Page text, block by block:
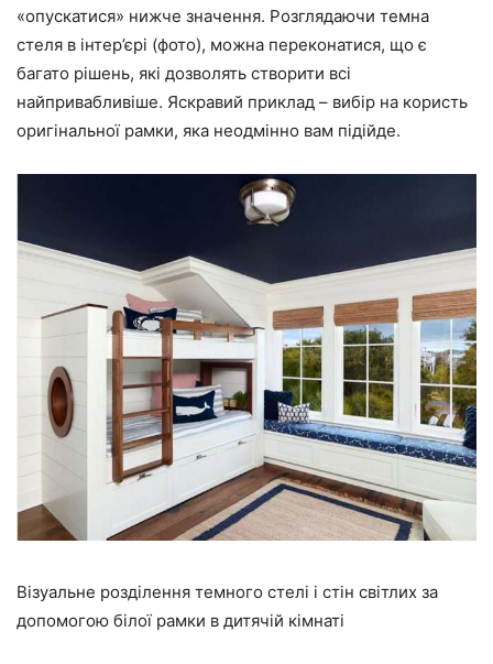
«опускатися» нижче значення. Розглядаючи темна
стеля в інтер’єрі (фото), можна переконатися, що є
багато рішень, які дозволять створити всі
найпривабливіше. Яскравий приклад – вибір на користь
оригінальної рамки, яка неодмінно вам підійде.
Візуальне розділення темного стелі і стін світлих за
допомогою білої рамки в дитячій кімнаті